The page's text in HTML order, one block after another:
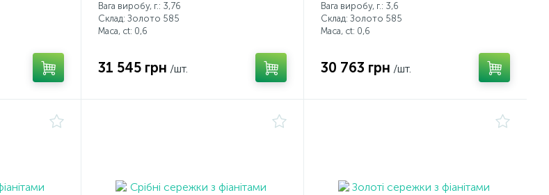
Вага виробу, г.: 3,76
Склад: Золото 585
Маса, ct: 0,6
31 545 грн /шт.
Вага виробу, г.: 3,6
Склад: Золото 585
Маса, ct: 0,6
30 763 грн /шт.